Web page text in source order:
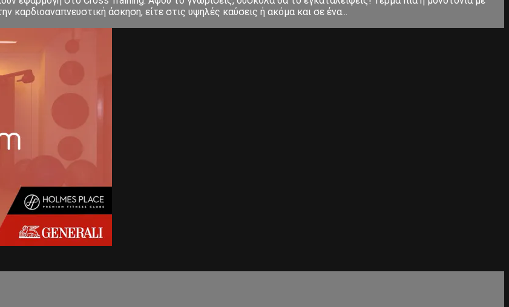
καρδιοαναπνευστική άσκηση, είτε στις υψηλές καύσεις ή ακόμα και σε ένα...